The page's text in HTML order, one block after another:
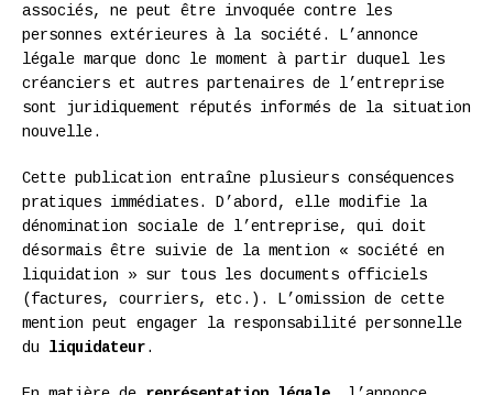
associés, ne peut être invoquée contre les
personnes extérieures à la société. L’annonce
légale marque donc le moment à partir duquel les
créanciers et autres partenaires de l’entreprise
sont juridiquement réputés informés de la situation
nouvelle.
Cette publication entraîne plusieurs conséquences
pratiques immédiates. D’abord, elle modifie la
dénomination sociale de l’entreprise, qui doit
désormais être suivie de la mention « société en
liquidation » sur tous les documents officiels
(factures, courriers, etc.). L’omission de cette
mention peut engager la responsabilité personnelle
du liquidateur.